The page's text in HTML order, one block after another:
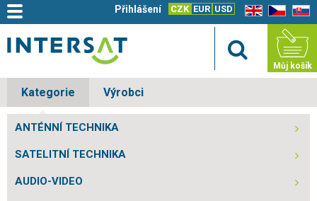
EN CZ SK
CZK EUR USD
Přihlášení
Můj košík
Kategorie Výrobci
ANTÉNNÍ TECHNIKA
SATELITNÍ TECHNIKA
AUDIO-VIDEO